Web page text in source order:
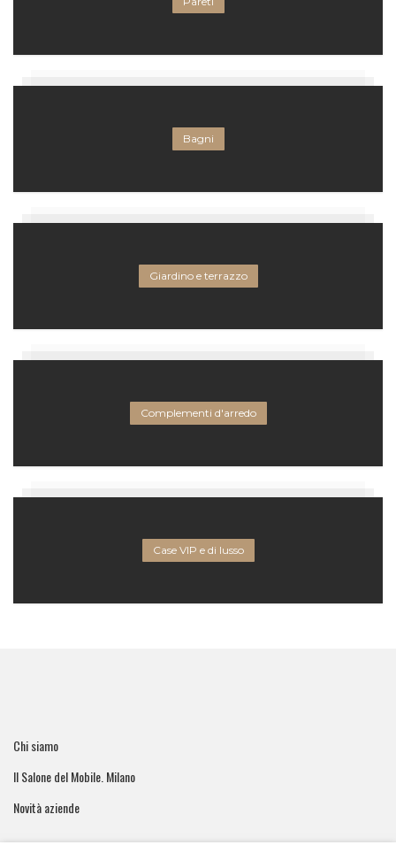
Bagni
Giardino e terrazzo
Complementi d'arredo
Case VIP e di lusso
Chi siamo
Il Salone del Mobile. Milano
Novità aziende